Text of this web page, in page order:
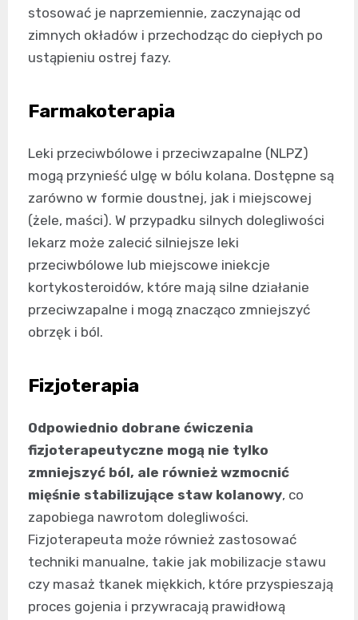
stosować je naprzemiennie, zaczynając od
zimnych okładów i przechodząc do ciepłych po
ustąpieniu ostrej fazy.
Farmakoterapia
Leki przeciwbólowe i przeciwzapalne (NLPZ)
mogą przynieść ulgę w bólu kolana. Dostępne są
zarówno w formie doustnej, jak i miejscowej
(żele, maści). W przypadku silnych dolegliwości
lekarz może zalecić silniejsze leki
przeciwbólowe lub miejscowe iniekcje
kortykosteroidów, które mają silne działanie
przeciwzapalne i mogą znacząco zmniejszyć
obrzęk i ból.
Fizjoterapia
Odpowiednio dobrane ćwiczenia
fizjoterapeutyczne mogą nie tylko
zmniejszyć ból, ale również wzmocnić
mięśnie stabilizujące staw kolanowy, co
zapobiega nawrotom dolegliwości.
Fizjoterapeuta może również zastosować
techniki manualne, takie jak mobilizacje stawu
czy masaż tkanek miękkich, które przyspieszają
proces gojenia i przywracają prawidłową